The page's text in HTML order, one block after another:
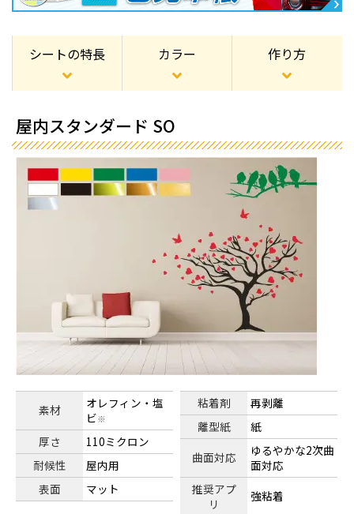
シートの特長 カラー 作り方
屋内スタンダード SO
素材
オレフィン・塩
ビ※
厚さ
110ミクロン
耐候性
屋内用
表面
マット
粘着剤
再剥離
離型紙
紙
曲面対応
ゆるやかな2次曲
面対応
推奨アプ
リ
強粘着